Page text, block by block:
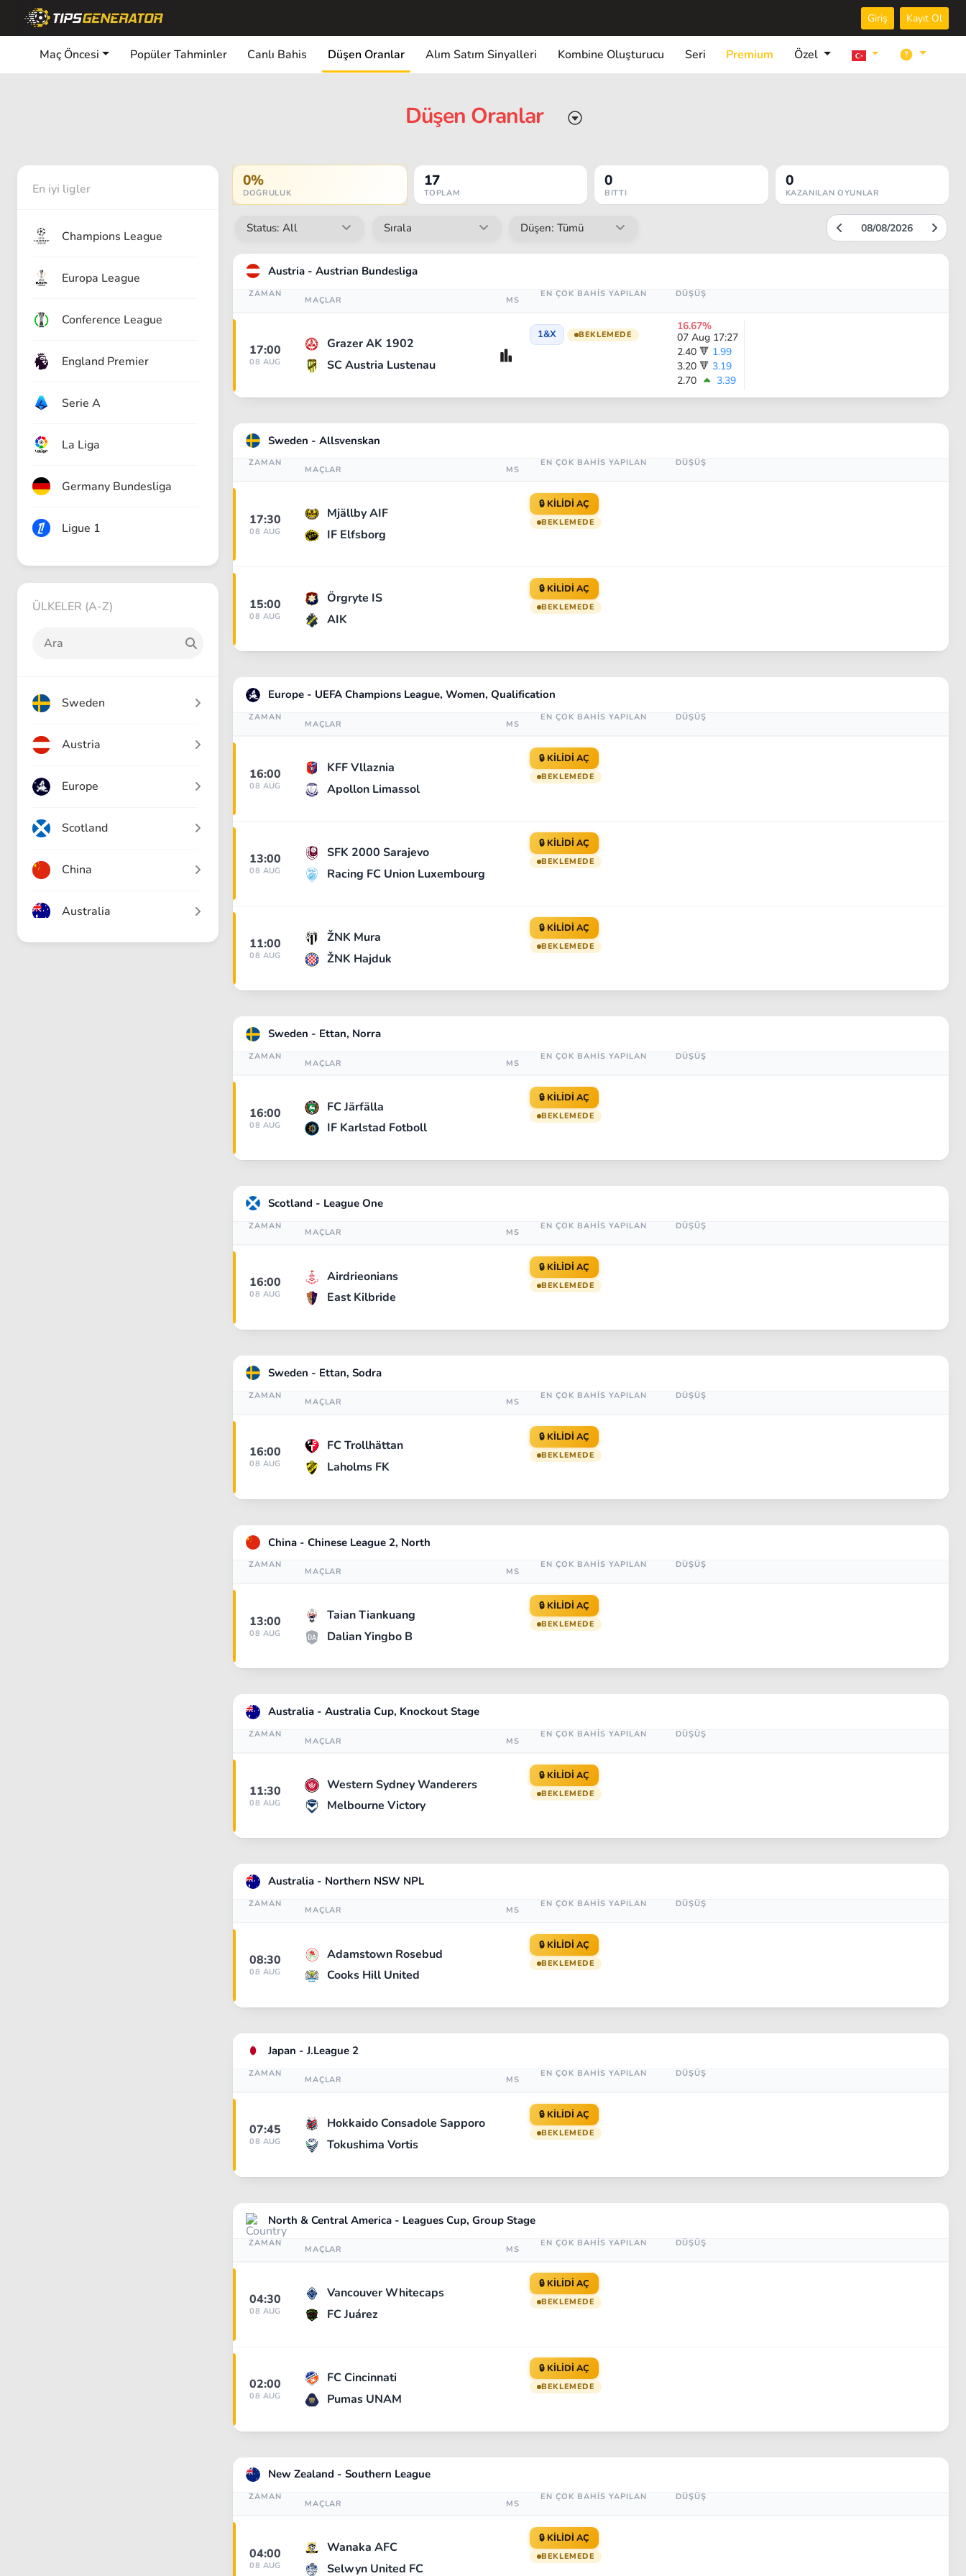
Giriş Kayıt Ol
Maç Öncesi Popüler Tahminler Canlı Bahis Düşen Oranlar Alım Satım Sinyalleri Kombine Oluşturucu Seri Premium Özel
Düşen Oranlar
En iyi ligler
Champions League
Europa League
Conference League
England Premier
Serie A
La Liga
Germany Bundesliga
Ligue 1
ÜLKELER (A-Z)
Sweden
Austria
Europe
Scotland
China
Australia
0%
DOĞRULUK
17
TOPLAM
0
BITTI
0
KAZANILAN OYUNLAR
Austria - Austrian Bundesliga
ZAMAN
MAÇLAR MS
EN ÇOK BAHİS YAPILAN DÜŞÜŞ
17:00
08 AUG
Grazer AK 1902
SC Austria Lustenau
1&X BEKLEMEDE
16.67%
07 Aug 17:27
2.40 🔻 1.99
3.20 🔻 3.19
2.70
3.39
Sweden - Allsvenskan
ZAMAN
MAÇLAR MS
EN ÇOK BAHİS YAPILAN DÜŞÜŞ
17:30
08 AUG
Mjällby AIF
IF Elfsborg
🔒 KİLİDİ AÇ
BEKLEMEDE
15:00
08 AUG
Örgryte IS
AIK
🔒 KİLİDİ AÇ
BEKLEMEDE
Europe - UEFA Champions League, Women, Qualification
ZAMAN
MAÇLAR MS
EN ÇOK BAHİS YAPILAN DÜŞÜŞ
16:00
08 AUG
KFF Vllaznia
Apollon Limassol
🔒 KİLİDİ AÇ
BEKLEMEDE
13:00
08 AUG
SFK 2000 Sarajevo
Racing FC Union Luxembourg
🔒 KİLİDİ AÇ
BEKLEMEDE
11:00
08 AUG
ŽNK Mura
ŽNK Hajduk
🔒 KİLİDİ AÇ
BEKLEMEDE
Sweden - Ettan, Norra
ZAMAN
MAÇLAR MS
EN ÇOK BAHİS YAPILAN DÜŞÜŞ
16:00
08 AUG
FC Järfälla
IF Karlstad Fotboll
🔒 KİLİDİ AÇ
BEKLEMEDE
Scotland - League One
ZAMAN
MAÇLAR MS
EN ÇOK BAHİS YAPILAN DÜŞÜŞ
16:00
08 AUG
Airdrieonians
East Kilbride
🔒 KİLİDİ AÇ
BEKLEMEDE
Sweden - Ettan, Sodra
ZAMAN
MAÇLAR MS
EN ÇOK BAHİS YAPILAN DÜŞÜŞ
16:00
08 AUG
FC Trollhättan
Laholms FK
🔒 KİLİDİ AÇ
BEKLEMEDE
China - Chinese League 2, North
ZAMAN
MAÇLAR MS
EN ÇOK BAHİS YAPILAN DÜŞÜŞ
13:00
08 AUG
Taian Tiankuang
Dalian Yingbo B
🔒 KİLİDİ AÇ
BEKLEMEDE
Australia - Australia Cup, Knockout Stage
ZAMAN
MAÇLAR MS
EN ÇOK BAHİS YAPILAN DÜŞÜŞ
11:30
08 AUG
Western Sydney Wanderers
Melbourne Victory
🔒 KİLİDİ AÇ
BEKLEMEDE
Australia - Northern NSW NPL
ZAMAN
MAÇLAR MS
EN ÇOK BAHİS YAPILAN DÜŞÜŞ
08:30
08 AUG
Adamstown Rosebud
Cooks Hill United
🔒 KİLİDİ AÇ
BEKLEMEDE
Japan - J.League 2
ZAMAN
MAÇLAR MS
EN ÇOK BAHİS YAPILAN DÜŞÜŞ
07:45
08 AUG
Hokkaido Consadole Sapporo
Tokushima Vortis
🔒 KİLİDİ AÇ
BEKLEMEDE
North & Central America - Leagues Cup, Group Stage
ZAMAN
MAÇLAR MS
EN ÇOK BAHİS YAPILAN DÜŞÜŞ
04:30
08 AUG
Vancouver Whitecaps
FC Juárez
🔒 KİLİDİ AÇ
BEKLEMEDE
02:00
08 AUG
FC Cincinnati
Pumas UNAM
🔒 KİLİDİ AÇ
BEKLEMEDE
New Zealand - Southern League
ZAMAN
MAÇLAR MS
EN ÇOK BAHİS YAPILAN DÜŞÜŞ
04:00
08 AUG
Wanaka AFC
Selwyn United FC
🔒 KİLİDİ AÇ
BEKLEMEDE